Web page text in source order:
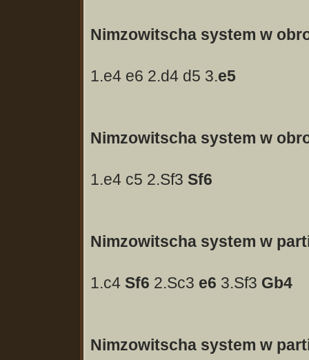
Nimzowitscha system w
1.e4 e6 2.d4 d5 3.e5
Nimzowitscha system w
1.e4 c5 2.Sf3 Sf6
Nimzowitscha system w
1.c4 Sf6 2.Sc3 e6 3.Sf3 Gb4
Nimzowitscha system w